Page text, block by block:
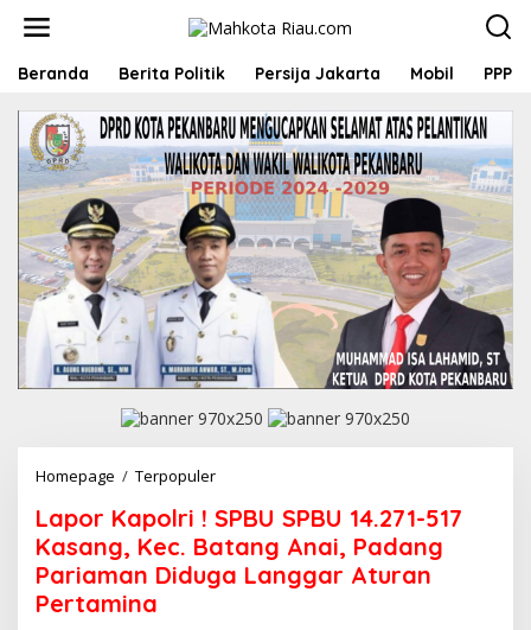
Beranda Berita Politik Persija Jakarta Mobil PPP
Homepage / Terpopuler
p
o
r
K
Lapor Kapolri ! SPBU SPBU 14.271-517
Kasang, Kec. Batang Anai, Padang
Pariaman Diduga Langgar Aturan
Pertamina